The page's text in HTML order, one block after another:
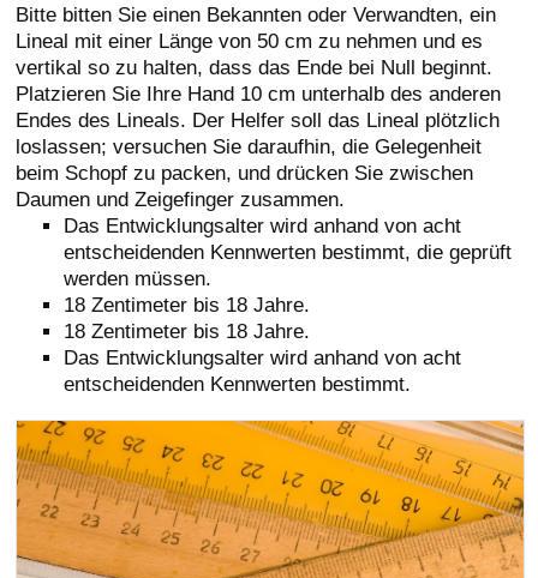
Bitte bitten Sie einen Bekannten oder Verwandten, ein
Lineal mit einer Länge von 50 cm zu nehmen und es
vertikal so zu halten, dass das Ende bei Null beginnt.
Platzieren Sie Ihre Hand 10 cm unterhalb des anderen
Endes des Lineals. Der Helfer soll das Lineal plötzlich
loslassen; versuchen Sie daraufhin, die Gelegenheit
beim Schopf zu packen, und drücken Sie zwischen
Daumen und Zeigefinger zusammen.
Das Entwicklungsalter wird anhand von acht
entscheidenden Kennwerten bestimmt, die geprüft
werden müssen.
18 Zentimeter bis 18 Jahre.
18 Zentimeter bis 18 Jahre.
Das Entwicklungsalter wird anhand von acht
entscheidenden Kennwerten bestimmt.